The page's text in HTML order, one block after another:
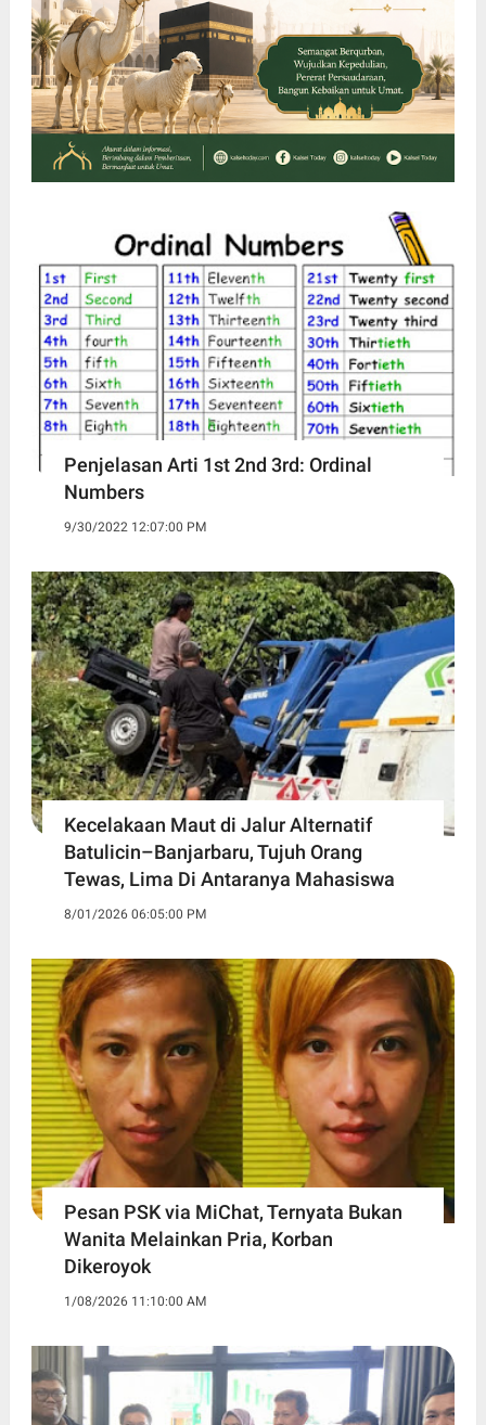
Penjelasan Arti 1st 2nd 3rd: Ordinal
Numbers
9/30/2022 12:07:00 PM
Kecelakaan Maut di Jalur Alternatif
Batulicin–Banjarbaru, Tujuh Orang
Tewas, Lima Di Antaranya Mahasiswa
8/01/2026 06:05:00 PM
Pesan PSK via MiChat, Ternyata Bukan
Wanita Melainkan Pria, Korban
Dikeroyok
1/08/2026 11:10:00 AM